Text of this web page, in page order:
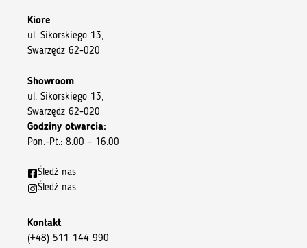
Kiore
ul. Sikorskiego 13,
Swarzędz 62-020
Showroom
ul. Sikorskiego 13,
Swarzędz 62-020
Godziny otwarcia:
Pon.–Pt.: 8.00 – 16.00
Śledź nas
Śledź nas
Kontakt
(+48) 511 144 990